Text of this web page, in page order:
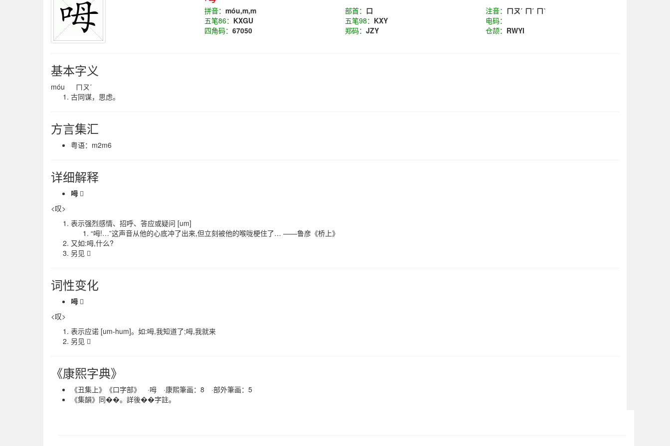
拼音： móu,m,m 部首： 口 注音： ㄇㄡˊ ㄇˊ ㄇˋ
五笔86： KXGU 五笔98： KXY
电码：
四角码： 67050 郑码： JZY 仓颉： RWYI
基本字义
móu ㄇㄡˊ
古同谋，思虑。
方言集汇
粤语：m2m6
详细解释
呣 
<叹>
表示强烈感情、招呼、答应或疑问 [um]
“呣!…”这声音从他的心底冲了出来,但立刻被他的喉咙梗住了… ——鲁彦《桥上》
又如:呣,什么?
另见 
词性变化
呣 
<叹>
表示应诺 [um-hum]。如:呣,我知道了;呣,我就来
另见 
《康熙字典》
《丑集上》《口字部》 ·呣 ·康熙筆画：8 ·部外筆画：5
《集韻》同��。詳後��字註。